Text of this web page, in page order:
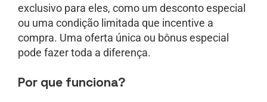
exclusivo para eles, como um desconto especial
ou uma condição limitada que incentive a
compra. Uma oferta única ou bônus especial
pode fazer toda a diferença.
Por que funciona?